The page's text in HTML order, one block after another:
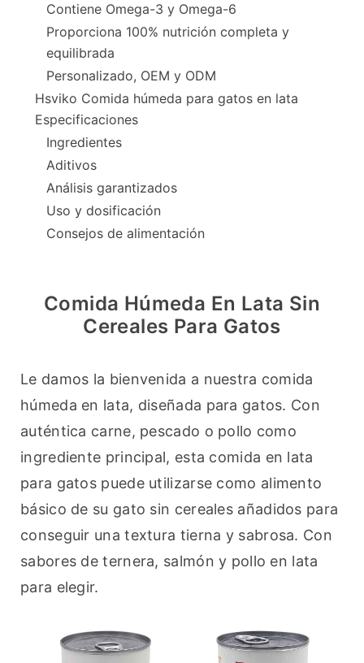
Contiene Omega-3 y Omega-6
Proporciona 100% nutrición completa y
equilibrada
Personalizado, OEM y ODM
Hsviko Comida húmeda para gatos en lata
Especificaciones
Ingredientes
Aditivos
Análisis garantizados
Uso y dosificación
Consejos de alimentación
Comida Húmeda En Lata Sin
Cereales Para Gatos
Le damos la bienvenida a nuestra comida
húmeda en lata, diseñada para gatos. Con
auténtica carne, pescado o pollo como
ingrediente principal, esta comida en lata
para gatos puede utilizarse como alimento
básico de su gato sin cereales añadidos para
conseguir una textura tierna y sabrosa. Con
sabores de ternera, salmón y pollo en lata
para elegir.